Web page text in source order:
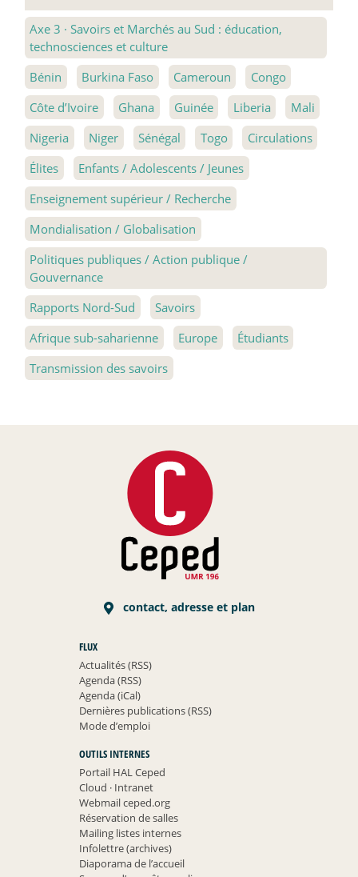
Axe 3 · Savoirs et Marchés au Sud : éducation,
technosciences et culture
Bénin
Burkina Faso Cameroun
Congo
Côte d’Ivoire
Ghana Guinée Liberia
Mali
Nigeria
Niger Sénégal Togo
Circulations
Élites
Enfants / Adolescents / Jeunes
Enseignement supérieur / Recherche
Mondialisation / Globalisation
Politiques publiques / Action publique /
Gouvernance
Rapports Nord-Sud
Savoirs
Afrique sub-saharienne
Europe
Étudiants
Transmission des savoirs
contact, adresse et plan
FLUX
Actualités (RSS)
Agenda (RSS)
Agenda (iCal)
Dernières publications (RSS)
Mode d’emploi
OUTILS INTERNES
Portail HAL Ceped
Cloud ·Intranet
Webmail ceped.org
Réservation de salles
Mailing listes internes
Infolettre (archives)
Diaporama de l’accueil